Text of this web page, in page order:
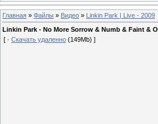
Главная » Файлы » Видео » Linkin Park | Live - 2009
Linkin Park - No More Sorrow & Numb & Faint &
[ · Скачать удаленно (149Mb) ]